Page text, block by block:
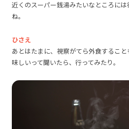
近くのスーパー銭湯みたいなところに
ね。
ひさえ
あとはたまに、視察がてら外食するこ
味しいって聞いたら、行ってみたり。